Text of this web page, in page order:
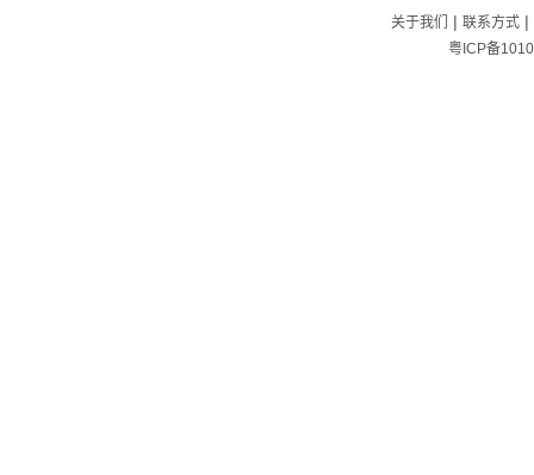
关于我们 | 联系方式|
粤ICP备